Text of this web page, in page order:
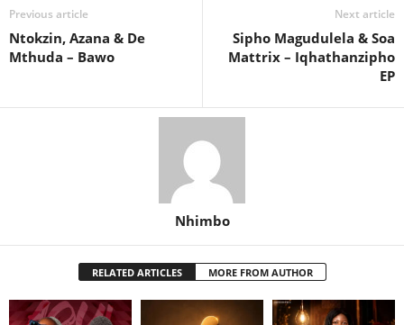
Previous article
Ntokzin, Azana & De
Mthuda – Bawo
Next article
Sipho Magudulela & Soa
Mattrix – Iqhathanzipho
EP
Nhimbo
RELATED ARTICLES MORE FROM AUTHOR